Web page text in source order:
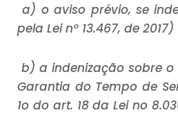
a) o aviso prévio, se
pela Lei nº 13.467, de 2017)
b) a indenização sobre
Garantia do Tempo de
1o do art. 18 da Lei no